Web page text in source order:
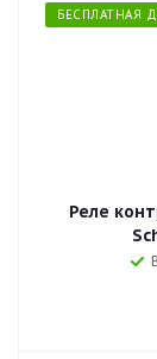
БЕСПЛАТНАЯ
Реле